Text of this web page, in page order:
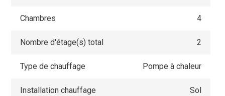
Chambres 4
Nombre d'étage(s) total 2
Type de chauffage Pompe à chaleur
Installation chauffage Sol